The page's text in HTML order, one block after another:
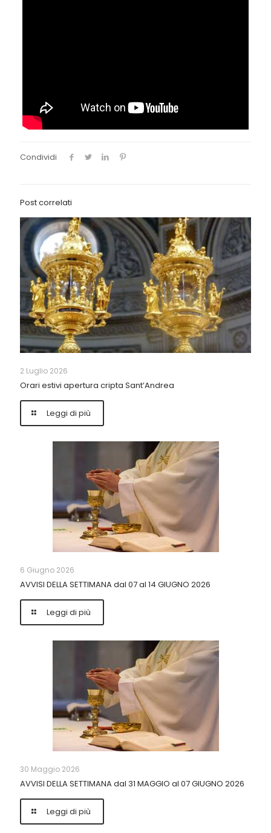
Condividi
Post correlati
2 Luglio 2026
Orari estivi apertura cripta Sant’Andrea
Leggi di più
6 Giugno 2026
AVVISI DELLA SETTIMANA dal 07 al 14 GIUGNO 2026
Leggi di più
30 Maggio 2026
AVVISI DELLA SETTIMANA dal 31 MAGGIO al 07 GIUGNO 2026
Leggi di più